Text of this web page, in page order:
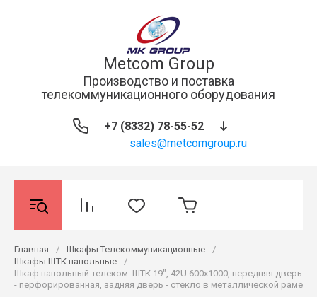
Metcom Group
Производство и поставка
телекоммуникационного оборудования
+7 (8332) 78-55-52
sales@metcomgroup.ru
Главная / Шкафы Телекоммуникационные
/
Шкафы ШТК напольные
/
Шкаф напольный телеком. ШТК 19", 42U 600x1000, передняя дверь
- перфорированная, задняя дверь - стекло в металлической раме